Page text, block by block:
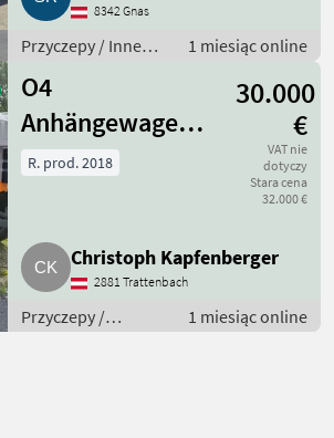
8342 Gnas
Przyczepy / Inne
1 miesiąc online
O4
Anhängewagen
3-Seitenkipper,
30.000
€
VAT nie
dotyczy
Stara cena
32.000 €
R. prod. 2018
Christoph Kapfenberger
2881 Trattenbach
Przyczepy /
Przyczepy wywrotki
1 miesiąc online